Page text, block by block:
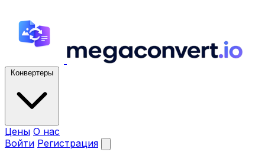
Конвертеры
Цены О нас
Войти Регистрация